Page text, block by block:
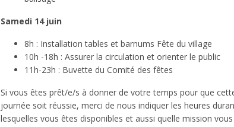
Samedi 14 juin
8h : Installation tables et barnums Fête du village
10h -18h : Assurer la circulation et orienter le public
11h-23h : Buvette du Comité des fêtes
Si vous êtes prêt/e/s à donner de votre temps pour que
journée soit réussie, merci de nous indiquer les heures
lesquelles vous êtes disponibles et aussi quelle mission vous